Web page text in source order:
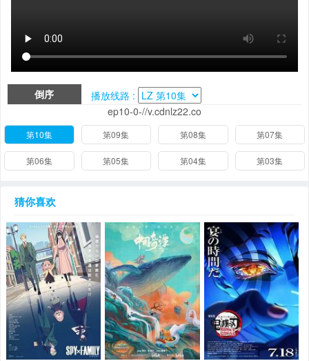
倒序
播放线路 :
ep10-0-//v.cdnlz22.co
第10集 第09集 第08集 第07集
第06集 第05集 第04集 第03集
猜你喜欢